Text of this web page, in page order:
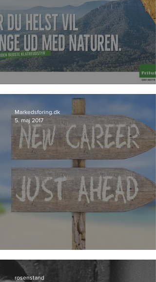
Friluftsland går til Storyland
Bureau-profil skifter spor
Markedsforing.dk
5. maj 2017
rosenstand